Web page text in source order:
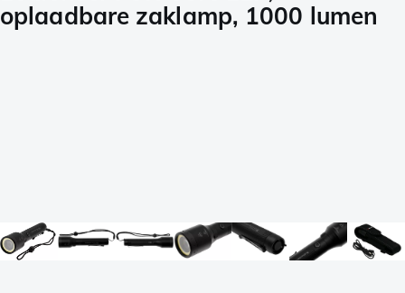
oplaadbare zaklamp, 1000 lumen